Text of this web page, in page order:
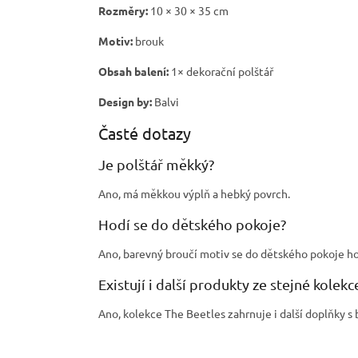
Rozměry: 10 × 30 × 35 cm
Motiv: brouk
Obsah balení: 1× dekorační polštář
Design by: Balvi
Časté dotazy
Je polštář měkký?
Ano, má měkkou výplň a hebký povrch.
Hodí se do dětského pokoje?
Ano, barevný broučí motiv se do dětského pokoje
Existují i další produkty ze stejné
Ano, kolekce The Beetles zahrnuje i další doplňky